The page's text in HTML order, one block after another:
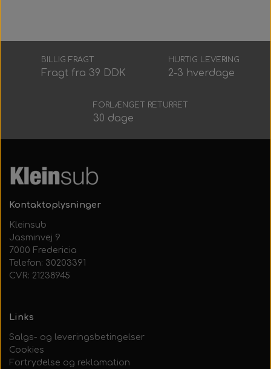
BILLIG FRAGT
Fragt fra 39 DDK
HURTIG LEVERING
2-3 hverdage
FORLÆNGET RETURRET
30 dage
Kontaktoplysninger
Kleinsub
Jasminvej 9
7000 Fredericia
Telefon: 30203391
CVR: 21238945
Links
Salgs- og leveringsbetingelser
Cookies
Fortrydelse og reklamation